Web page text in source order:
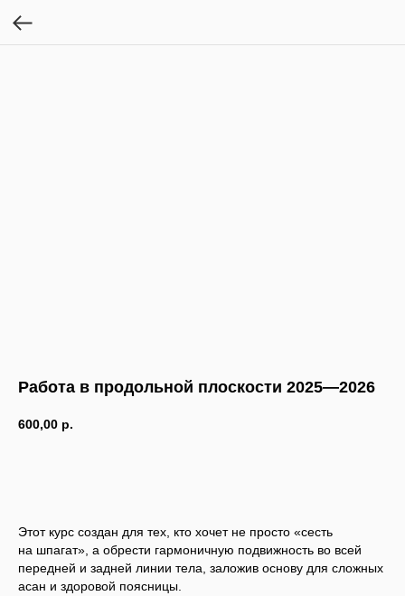
Работа в продольной плоскости 2025—2026
600,00 р.
Этот курс создан для тех, кто хочет не просто «сесть
на шпагат», а обрести гармоничную подвижность во всей
передней и задней линии тела, заложив основу для сложных
асан и здоровой поясницы.